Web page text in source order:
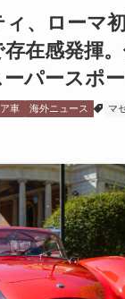
、ローマ
在感発揮
ーパースポ
車 海外ニュース マ